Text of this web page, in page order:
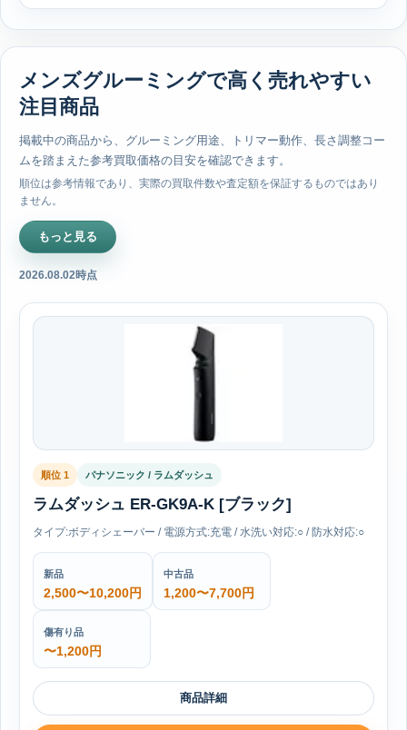
メンズグルーミングで高く売れやすい
注目商品
掲載中の商品から、グルーミング用途、トリマー動作、長さ調整コー
ムを踏まえた参考買取価格の目安を確認できます。
順位は参考情報であり、実際の買取件数や査定額を保証するものではあり
ません。
もっと見る
2026.08.02時点
順位 1 パナソニック / ラムダッシュ
ラムダッシュ ER-GK9A-K [ブラック]
タイプ:ボディシェーバー / 電源方式:充電 / 水洗い対応:○ / 防水対応:○
新品
2,500〜10,200円
中古品
1,200〜7,700円
傷有り品
〜1,200円
商品詳細